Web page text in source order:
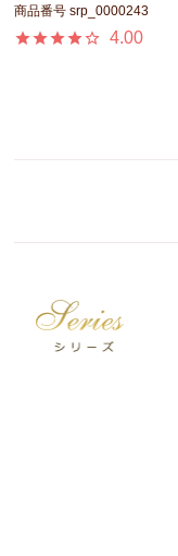
商品番号 srp_0000243
4.00